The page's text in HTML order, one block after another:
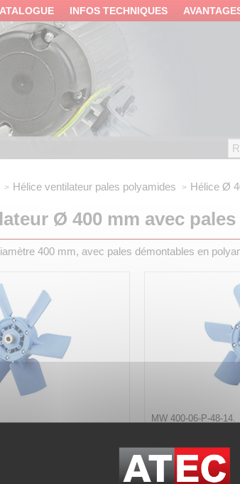
INFOS TECHNIQUES
Hélice ventilateur pales polyamides Hélice Ø
Ø 400 mm avec
400 mm, avec pales démontables en
MW 400-06-P-48-14.
Prix : 305,80 €HT
Hélice pâles